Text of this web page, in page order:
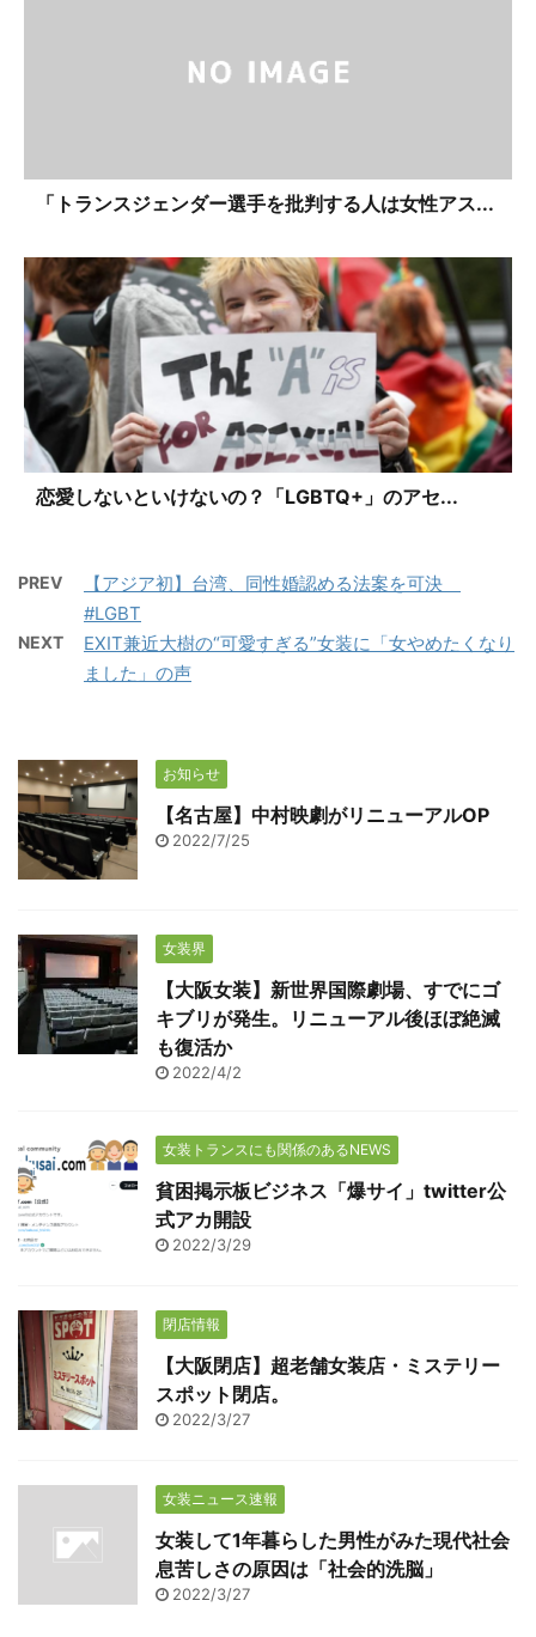
「トランスジェンダー選手を批判する人は女性アス...
恋愛しないといけないの？「LGBTQ+」のアセ...
PREV
【アジア初】台湾、同性婚認める法案を可決
#LGBT
NEXT
EXIT兼近大樹の“可愛すぎる”女装に「女やめたくなり
ました」の声
お知らせ
【名古屋】中村映劇がリニューアルOP
2022/7/25
女装界
【大阪女装】新世界国際劇場、すでにゴ
キブリが発生。リニューアル後ほぼ絶滅
も復活か
2022/4/2
女装トランスにも関係のあるNEWS
貧困掲示板ビジネス「爆サイ」twitter公
式アカ開設
2022/3/29
閉店情報
【大阪閉店】超老舗女装店・ミステリー
スポット閉店。
2022/3/27
女装ニュース速報
女装して1年暮らした男性がみた現代社会
息苦しさの原因は「社会的洗脳」
2022/3/27